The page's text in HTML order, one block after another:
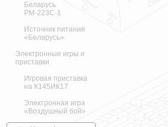
Беларусь
РМ-223С-1
Источник питания
«Беларусь»
Электронные игры и
приставки
Игровая приставка
на К145ИК17
Электронная игра
«Воздушный бой»